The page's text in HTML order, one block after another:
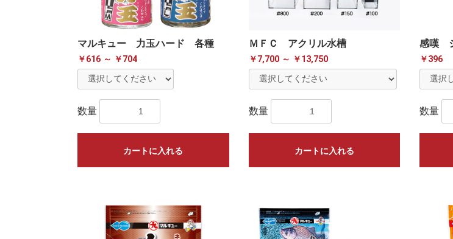
マルキュー 力玉ハード 各種
￥616 ～ ￥704
数量
カートに入れる
ＭＦＣ アクリル水槽
￥7,700 ～ ￥13,750
数量
カートに入れる
感嘆
￥396
数量